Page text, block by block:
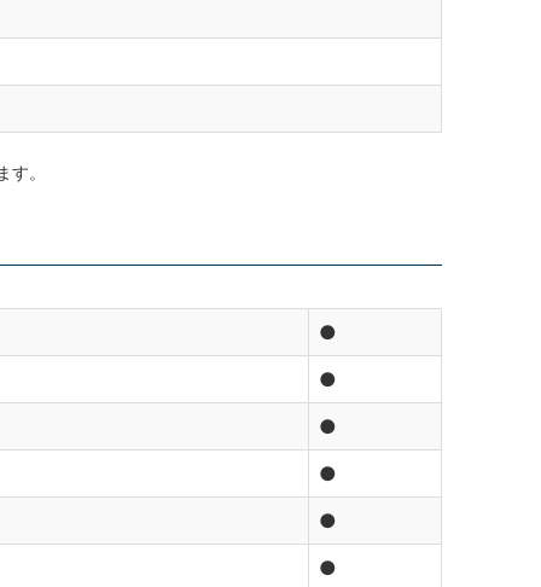
。
●
●
●
●
●
●